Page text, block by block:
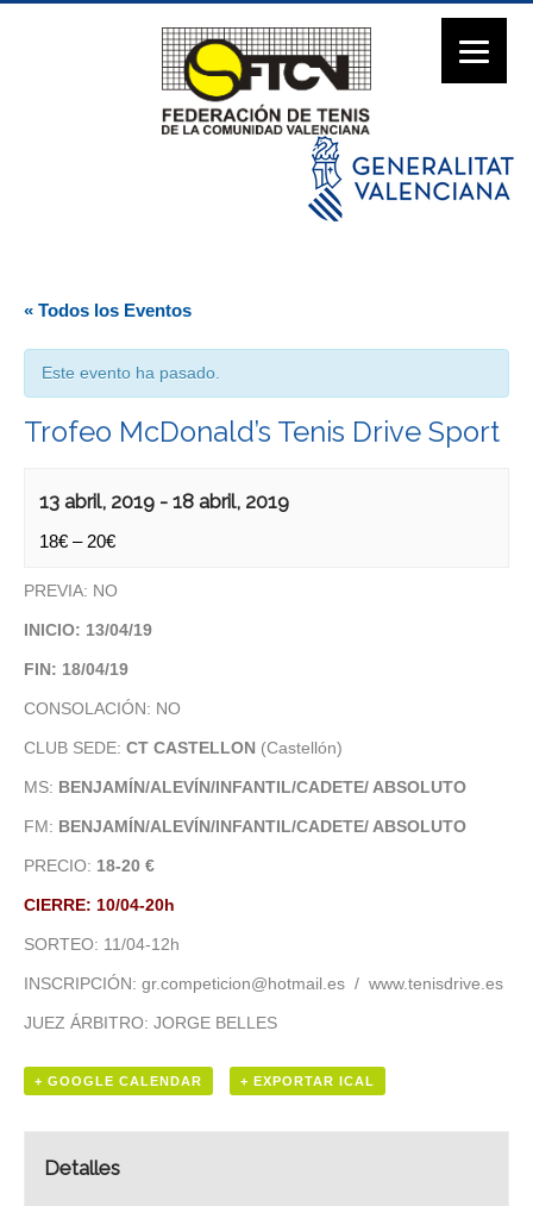
« Todos los Eventos
Este evento ha pasado.
Trofeo McDonald’s Tenis Drive Sport
13 abril, 2019 - 18 abril, 2019
18€ – 20€
PREVIA: NO
INICIO: 13/04/19
FIN: 18/04/19
CONSOLACIÓN: NO
CLUB SEDE: CT CASTELLON (Castellón)
MS: BENJAMÍN/ALEVÍN/INFANTIL/CADETE/ ABSOLUTO
FM: BENJAMÍN/ALEVÍN/INFANTIL/CADETE/ ABSOLUTO
PRECIO: 18-20 €
CIERRE: 10/04-20h
SORTEO: 11/04-12h
INSCRIPCIÓN: gr.competicion@hotmail.es / www.tenisdrive.es
JUEZ ÁRBITRO: JORGE BELLES
+ GOOGLE CALENDAR + EXPORTAR ICAL
Detalles